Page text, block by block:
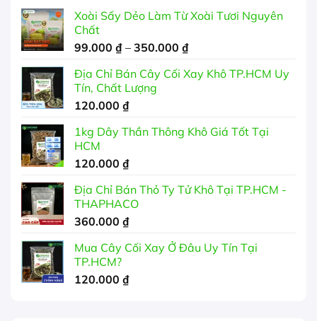
Xoài Sấy Dẻo Làm Từ Xoài Tươi Nguyên
Chất
99.000 ₫ – 350.000 ₫Khoảng
từ
Địa Chỉ Bán Cây Cối Xay Khô TP.HCM Uy
Tín, Chất Lượng
120.000 ₫
1kg Dây Thần Thông Khô Giá Tốt Tại
HCM
120.000 ₫
Địa Chỉ Bán Thỏ Ty Tử Khô Tại TP.HCM -
THAPHACO
360.000 ₫
Mua Cây Cối Xay Ở Đâu Uy Tín Tại
TP.HCM?
120.000 ₫